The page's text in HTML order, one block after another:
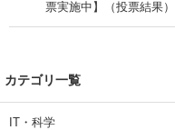
票実施中】（投票結果
カテゴリ一覧
IT・科学